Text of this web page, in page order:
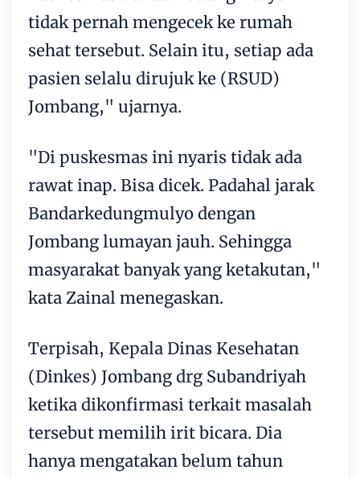
tidak pernah mengecek ke rumah
sehat tersebut. Selain itu, setiap ada
pasien selalu dirujuk ke (RSUD)
Jombang," ujarnya.
"Di puskesmas ini nyaris tidak ada
rawat inap. Bisa dicek. Padahal jarak
Bandarkedungmulyo dengan
Jombang lumayan jauh. Sehingga
masyarakat banyak yang ketakutan,"
kata Zainal menegaskan.
Terpisah, Kepala Dinas Kesehatan
(Dinkes) Jombang drg Subandriyah
ketika dikonfirmasi terkait masalah
tersebut memilih irit bicara. Dia
hanya mengatakan belum tahun